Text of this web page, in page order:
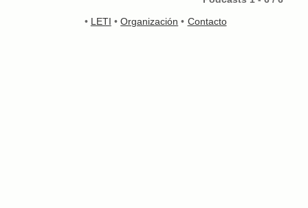
• LETI • Organización • Contacto